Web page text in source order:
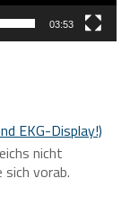
03:53
EKG-Display!)
nicht
vorab.